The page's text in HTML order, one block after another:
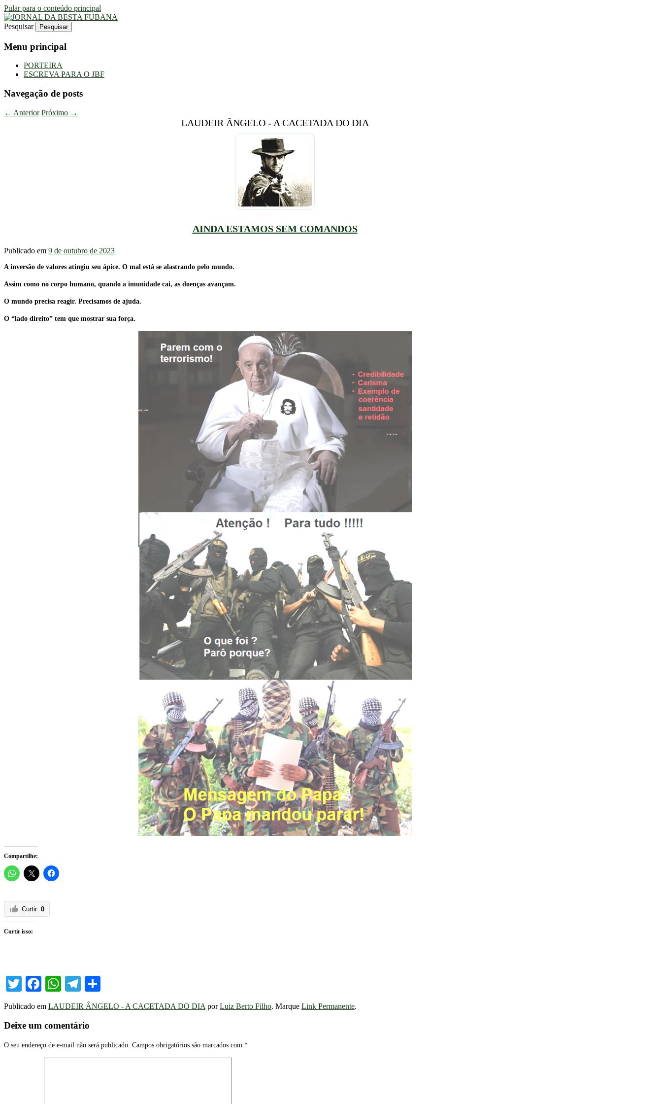
Pular para o conteúdo principal
JORNAL DA BESTA FUBANA
Uma Gazeta Escrota
Pesquisar
Menu principal
PORTEIRA
ESCREVA PARA O JBF
Navegação de posts
← Anterior Próximo →
LAUDEIR ÂNGELO - A CACETADA DO DIA
AINDA ESTAMOS SEM COMANDOS
Publicado em 9 de outubro de 2023
A inversão de valores atingiu seu ápice. O mal está se alastrando pelo mundo.
Assim como no corpo humano, quando a imunidade cai, as doenças avançam.
O mundo precisa reagir. Precisamos de ajuda.
O “lado direito” tem que mostrar sua força.
Compartilhe:
Curtir 0
Curtir isso:
TwitterFacebook
WhatsApp
Telegram
Publicado em LAUDEIR ÂNGELO - A CACETADA DO DIA porLuiz Berto Filho. Marque Link Permanente.
Deixe um comentário
O seu endereço de e-mail não será publicado. Campos obrigatórios são marcados com *